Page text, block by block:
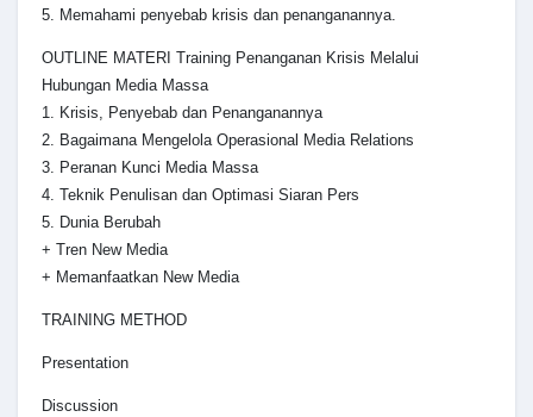
5. Memahami penyebab krisis dan penanganannya.
OUTLINE MATERI Training Penanganan Krisis Melalui
Hubungan Media Massa
1. Krisis, Penyebab dan Penanganannya
2. Bagaimana Mengelola Operasional Media Relations
3. Peranan Kunci Media Massa
4. Teknik Penulisan dan Optimasi Siaran Pers
5. Dunia Berubah
+ Tren New Media
+ Memanfaatkan New Media
TRAINING METHOD
Presentation
Discussion